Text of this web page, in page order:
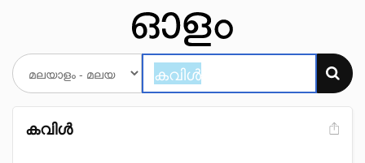
കവിൾ